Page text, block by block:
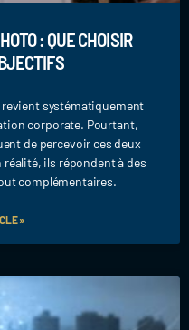
: QUE CHOISIR
systématiquement
corporate. Pourtant,
de percevoir ces deux
ils répondent à des
complémentaires.
»